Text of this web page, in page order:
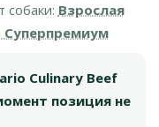
собаки: Взрослая
Culinary Beef
позиция не